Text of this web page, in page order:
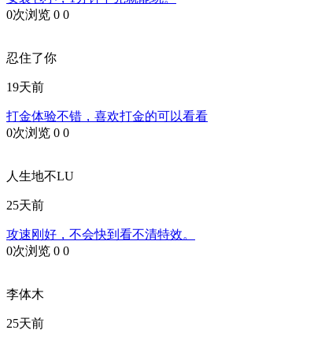
0次浏览 0 0
忍住了你
19天前
打金体验不错，喜欢打金的可以看看
0次浏览 0 0
人生地不LU
25天前
攻速刚好，不会快到看不清特效。
0次浏览 0 0
李体木
25天前